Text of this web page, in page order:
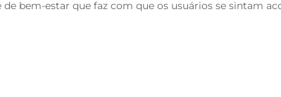
bem-estar que faz com que os usuários se sintam